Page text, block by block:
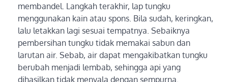
membandel. Langkah terakhir, lap tungku
menggunakan kain atau spons. Bila sudah, keringkan,
lalu letakkan lagi sesuai tempatnya. Sebaiknya
pembersihan tungku tidak memakai sabun dan
larutan air. Sebab, air dapat mengakibatkan tungku
berubah menjadi lembab, sehingga api yang
dihasilkan tidak menyala dengan sempurna.